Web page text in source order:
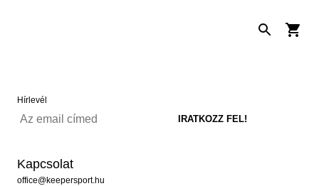
Hírlevél
Kapcsolat
office@keepersport.hu